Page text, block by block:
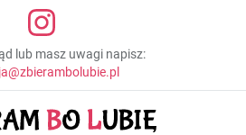
lub masz uwagi napisz: